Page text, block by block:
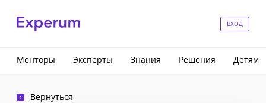
ВХОД
Менторы Эксперты Знания Решения Детям
Вернуться